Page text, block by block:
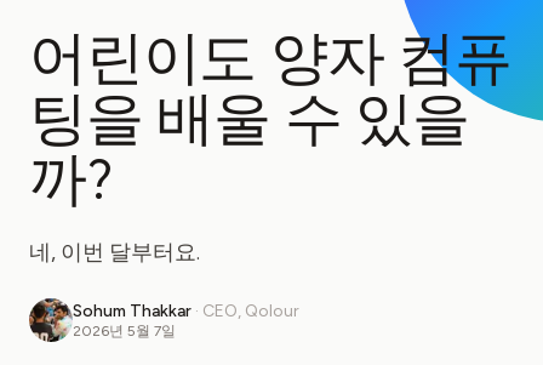
대상
애호가
교육자
어린이와 학부모
단체
과학
실제 큐비트
어린이도 양자 컴퓨
팅을 배울 수 있을
까?
네, 이번 달부터요.
Sohum Thakkar · CEO, Qolour
2026년 5월 7일